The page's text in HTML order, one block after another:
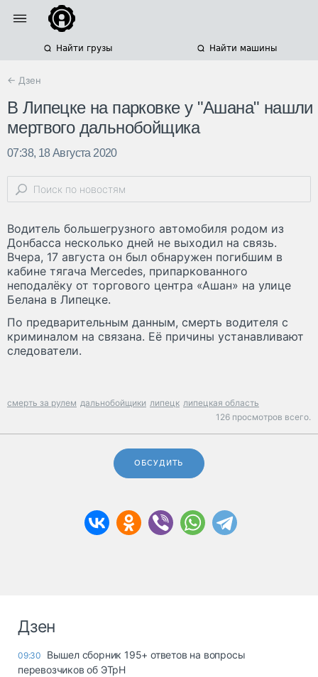
Найти грузы Найти машины
← Дзен
В Липецке на парковке у "Ашана" нашли
мертвого дальнобойщика
07:38, 18 Августа 2020
Водитель большегрузного автомобиля родом из
Донбасса несколько дней не выходил на связь.
Вчера, 17 августа он был обнаружен погибшим в
кабине тягача Mercedes, припаркованного
неподалёку от торгового центра «Ашан» на улице
Белана в Липецке.
По предварительным данным, смерть водителя с
криминалом на связана. Её причины устанавливают
следователи.
смерть за рулем дальнобойщики липецк липецкая область
126 просмотров всего.
ОБСУДИТЬ
Дзен
09:30
Вышел сборник 195+ ответов на вопросы
перевозчиков об ЭТрН